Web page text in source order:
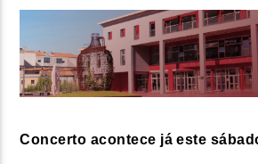
ON FM
Concerto acontece já este